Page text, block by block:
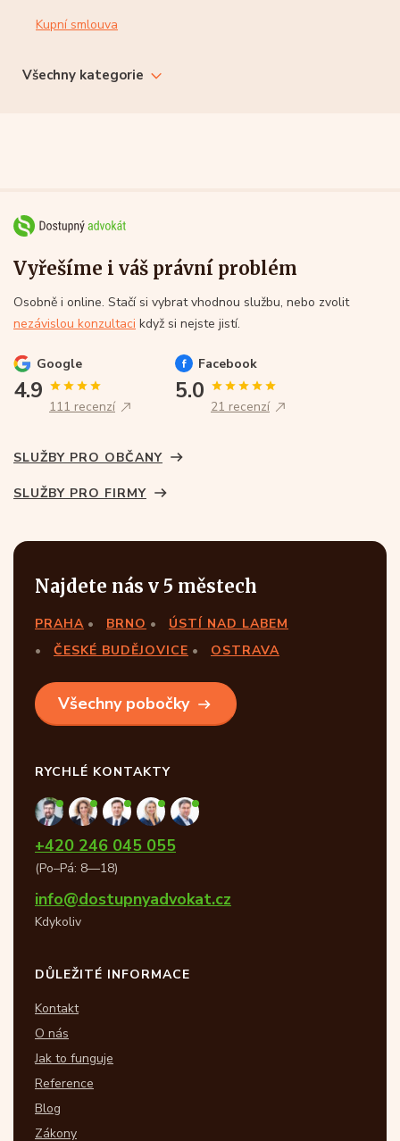
Kupní smlouva
Všechny kategorie
Vyřešíme i váš právní problém
Osobně i online. Stačí si vybrat vhodnou službu, nebo zvolit
nezávislou konzultaci když si nejste jistí.
Google
4.9
111 recenzí
Facebook
5.0
21 recenzí
SLUŽBY PRO OBČANY
SLUŽBY PRO FIRMY
Najdete nás v 5 městech
PRAHA BRNO
ÚSTÍ NAD LABEM
ČESKÉ BUDĚJOVICE
OSTRAVA
Všechny pobočky
RYCHLÉ KONTAKTY
+420 246 045 055
(Po–Pá: 8—18)
info@dostupnyadvokat.cz
Kdykoliv
DŮLEŽITÉ INFORMACE
Kontakt
O nás
Jak to funguje
Reference
Blog
Zákony